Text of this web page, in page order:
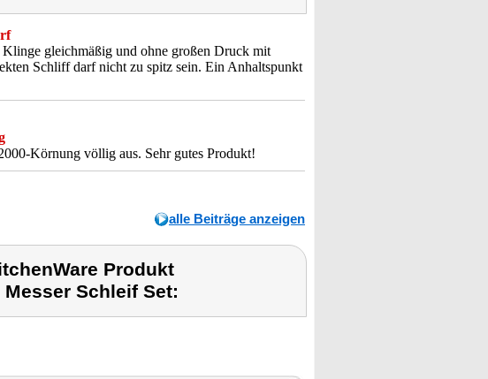
gleichmäßig und ohne großen Druck mit
Schliff darf nicht zu spitz sein. Ein Anhaltspunkt
Körnung völlig aus. Sehr gutes Produkt!
alle Beiträge anzeigen
Produkt
Schleif Set: